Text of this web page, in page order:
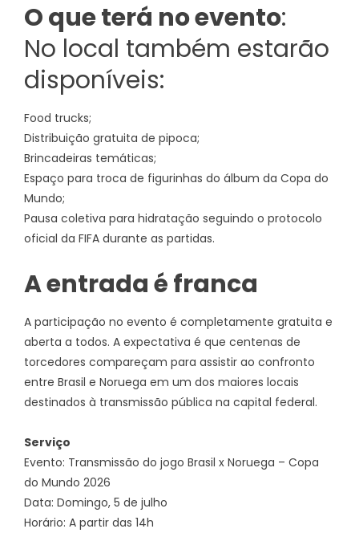
O que terá no evento:
No local também estarão
disponíveis:
Food trucks;
Distribuição gratuita de pipoca;
Brincadeiras temáticas;
Espaço para troca de figurinhas do álbum da Copa do
Mundo;
Pausa coletiva para hidratação seguindo o protocolo
oficial da FIFA durante as partidas.
A entrada é franca
A participação no evento é completamente gratuita e
aberta a todos. A expectativa é que centenas de
torcedores compareçam para assistir ao confronto
entre Brasil e Noruega em um dos maiores locais
destinados à transmissão pública na capital federal.
Serviço
Evento: Transmissão do jogo Brasil x Noruega – Copa
do Mundo 2026
Data: Domingo, 5 de julho
Horário: A partir das 14h